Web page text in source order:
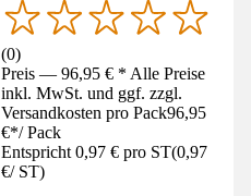
(0)
Preis — 96,95 € * Alle Preise
inkl. MwSt. und ggf. zzgl.
Versandkosten pro Pack96,95
€*/ Pack
Entspricht 0,97 € pro ST(0,97
€/ ST)